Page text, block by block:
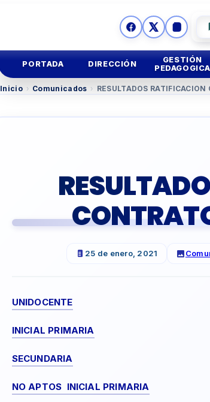
PORTADA DIRECCIÓN
GESTIÓN
PEDAGOGICA
TUTORIA
TALLER
Inicio › Comunicados › RESULTADOS
25 de enero, 2021
UNIDOCENTE
INICIAL PRIMARIA
SECUNDARIA
NO APTOS INICIAL PRIMARIA